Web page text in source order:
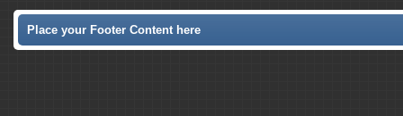
Place your Footer Content here